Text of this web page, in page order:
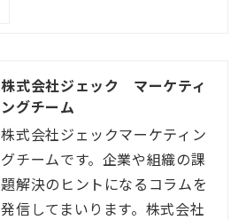
株式会社ジェック マーケティ
ングチーム
株式会社ジェックマーケティン
グチームです。企業や組織の課
題解決のヒントになるコラムを
発信してまいります。株式会社